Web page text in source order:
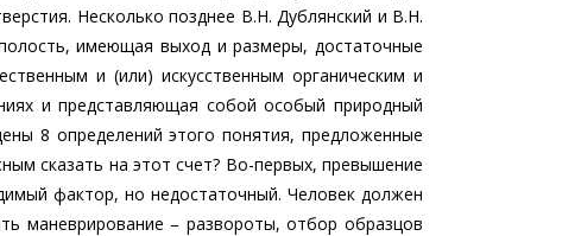
Несколько позднее В.Н. Дублянский и В.Н.
имеющая выход и размеры, достаточные
и (или) искусственным органическим и
и представляющая собой особый природный
8 определений этого понятия, предложенные
сказать на этот счет? Во-первых, превышение
фактор, но недостаточный. Человек должен
маневрирование – развороты, отбор образцов